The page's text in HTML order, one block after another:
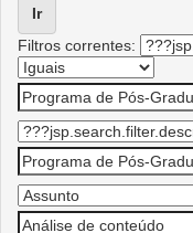
Filtros correntes: